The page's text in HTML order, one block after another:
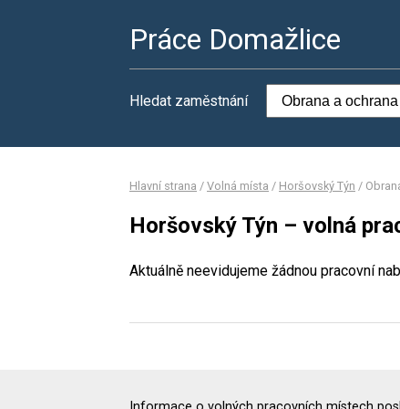
Práce Domažlice
Hledat zaměstnání
Hlavní strana / Volná místa / Horšovský Týn /
Horšovský Týn – volná
Aktuálně neevidujeme žádnou pracovní